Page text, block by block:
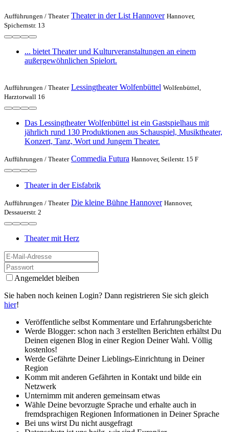
Aufführungen / Theater Theater in der List Hannover Hannover,
Spichernstr. 13
... bietet Theater und Kulturveranstaltungen an einem
außergewöhnlichen Spielort.
Aufführungen / Theater Lessingtheater Wolfenbüttel Wolfenbüttel,
Harztorwall 16
Das Lessingtheater Wolfenbüttel ist ein Gastspielhaus mit
jährlich rund 130 Produktionen aus Schauspiel, Musiktheater,
Konzert, Tanz, Wort und Jungem Theater.
Aufführungen / Theater Commedia Futura Hannover, Seilerstr. 15 F
Theater in der Eisfabrik
Aufführungen / Theater Die kleine Bühne Hannover Hannover,
Dessauerstr. 2
Theater mit Herz
Angemeldet bleiben
Sie haben noch keinen Login? Dann registrieren Sie sich gleich
hier!
Veröffentliche selbst Kommentare und Erfahrungsberichte
Werde Blogger: schon nach 3 erstellten Berichten erhältst Du
Deinen eigenen Blog in einer Region Deiner Wahl. Völlig
kostenlos!
Werde Gefährte Deiner Lieblings-Einrichtung in Deiner
Region
Komm mit anderen Gefährten in Kontakt und bilde ein
Netzwerk
Unternimm mit anderen gemeinsam etwas
Wähle Deine bevorzugte Sprache und erhalte auch in
fremdsprachigen Regionen Informationen in Deiner Sprache
Bei uns wirst Du nicht ausgefragt